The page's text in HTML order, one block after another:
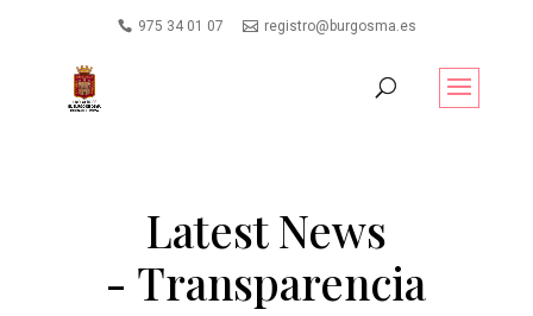
975 34 01 07 registro@burgosma.es
Latest News
- Transparencia